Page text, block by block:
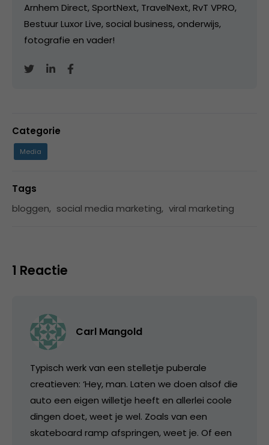
Arnhem Direct, SportNext, TravelNext, RvT VPRO,
Bestuur Luxor Live, social business, onderwijs,
fotografie en vader!
Categorie
Media
Tags
bloggen, social media marketing, viral marketing
1 Reactie
Carl Mangold
Typisch werk van een stelletje puberale
creatieven: ‘Hey, man. Laten we doen alsof die
auto een eigen willetje heeft en allerlei coole
dingen doet, weet je wel. Zoals van een
skateboard ramp afspringen, weet je. Of een